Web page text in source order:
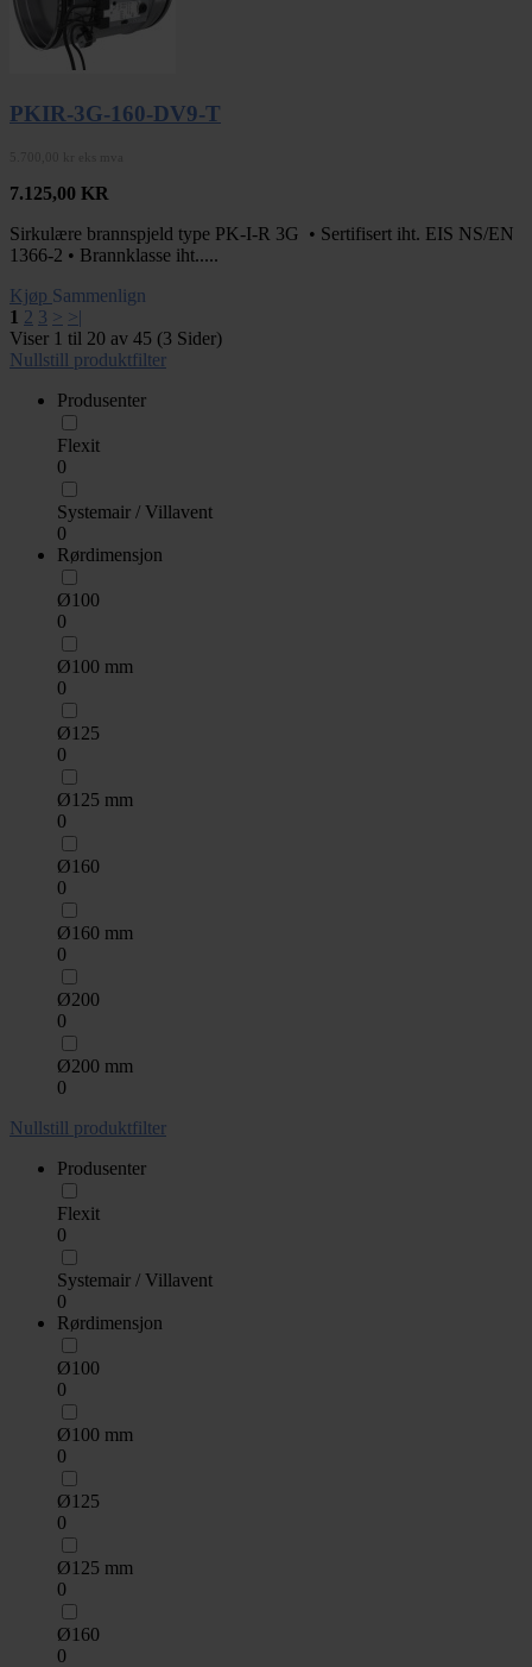
PKIR-3G-160-DV9-T
7.125,00 KR
Sirkulære brannspjeld type PK-I-R 3G • Sertifisert iht. EIS NS/EN
1366-2 • Brannklasse iht.....
Kjøp Sammenlign
1 2 3 > >|
Viser 1 til 20 av 45 (3 Sider)
Nullstill produktfilter
Produsenter
Flexit
0
Systemair / Villavent
0
Rørdimensjon
Ø100
0
Ø100 mm
0
Ø125
0
Ø125 mm
0
Ø160
0
Ø160 mm
0
Ø200
0
Ø200 mm
0
Nullstill produktfilter
Produsenter
Flexit
0
Systemair / Villavent
0
Rørdimensjon
Ø100
0
Ø100 mm
0
Ø125
0
Ø125 mm
0
Ø160
0